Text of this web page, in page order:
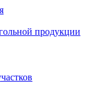
продукции